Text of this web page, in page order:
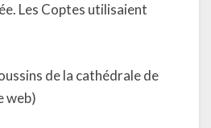
Les Coptes utilisaient
de la cathédrale de
web)